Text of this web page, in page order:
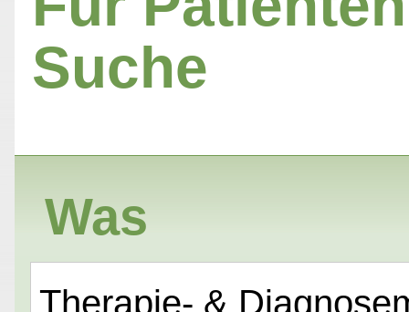
Suche
Was
Therapie- &